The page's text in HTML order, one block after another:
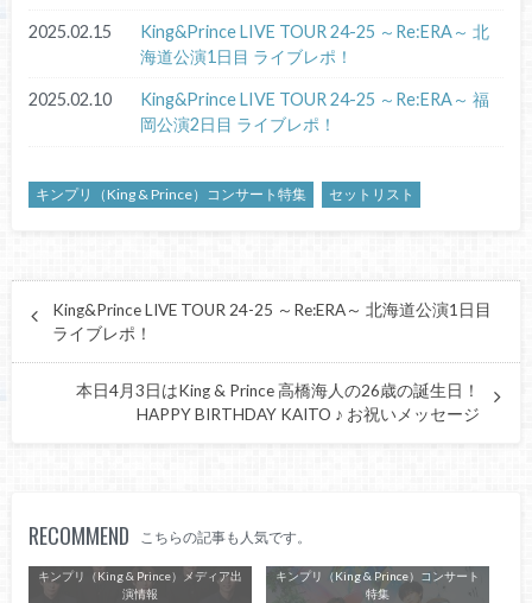
2025.02.15
King&Prince LIVE TOUR 24-25 ～Re:ERA～ 北
海道公演1日目 ライブレポ！
2025.02.10
King&Prince LIVE TOUR 24-25 ～Re:ERA～ 福
岡公演2日目 ライブレポ！
キンプリ（King & Prince）コンサート特集 セットリスト
King&Prince LIVE TOUR 24-25 ～Re:ERA～ 北海道公演1日目
ライブレポ！
本日4月3日はKing & Prince 高橋海人の26歳の誕生日！
HAPPY BIRTHDAY KAITO ♪ お祝いメッセージ
RECOMMEND こちらの記事も人気です。
キンプリ（King & Prince）メディア出
演情報
キンプリ（King & Prince）コンサート
特集